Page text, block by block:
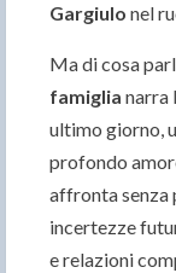
Gargiulo nel
Ma di cosa
famiglia narra
ultimo giorno,
profondo
affronta senza
incertezze
e relazioni